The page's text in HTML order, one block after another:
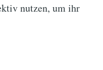
nutzen, um ihr